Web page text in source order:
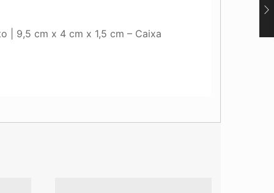
| 9,5 cm x 4 cm x 1,5 cm – Caixa